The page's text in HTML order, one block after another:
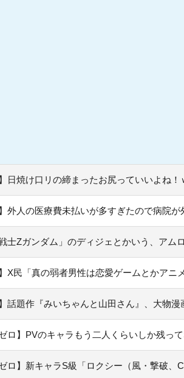
】日焼け口リの締まったお尻っていいよね！
】外人の医療費未払いが多すぎたので病院
戦士Ζガンダム」のディジェとかいう、アム
】X民「真の弱者男性は恋愛ゲームとかア
】話題作『みいちゃんと山田さん』、大物
ゼロ】PVのキャラもう二人くらいしか残っ
ゼロ】新キャラS級「ロクシー（風・撃破、